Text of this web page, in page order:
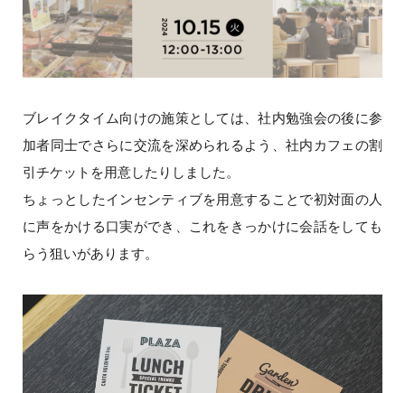
ブレイクタイム向けの施策としては、社内勉強会の後に参
加者同士でさらに交流を深められるよう、社内カフェの割
引チケットを用意したりしました。
ちょっとしたインセンティブを用意することで初対面の人
に声をかける口実ができ、これをきっかけに会話をしても
らう狙いがあります。